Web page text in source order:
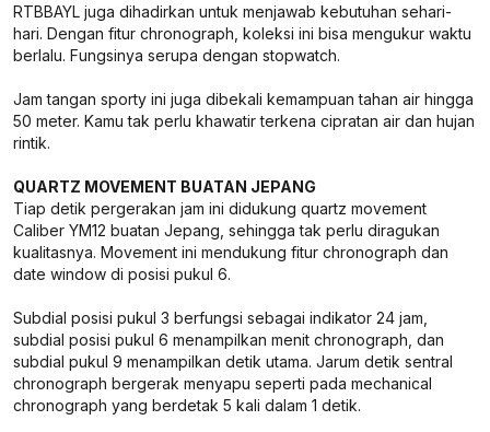
RTBBAYL juga dihadirkan untuk menjawab kebutuhan sehari-
hari. Dengan fitur chronograph, koleksi ini bisa mengukur waktu
berlalu. Fungsinya serupa dengan stopwatch.
Jam tangan sporty ini juga dibekali kemampuan tahan air hingga
50 meter. Kamu tak perlu khawatir terkena cipratan air dan hujan
rintik.
QUARTZ MOVEMENT BUATAN JEPANG
Tiap detik pergerakan jam ini didukung quartz movement
Caliber YM12 buatan Jepang, sehingga tak perlu diragukan
kualitasnya. Movement ini mendukung fitur chronograph dan
date window di posisi pukul 6.
Subdial posisi pukul 3 berfungsi sebagai indikator 24 jam,
subdial posisi pukul 6 menampilkan menit chronograph, dan
subdial pukul 9 menampilkan detik utama. Jarum detik sentral
chronograph bergerak menyapu seperti pada mechanical
chronograph yang berdetak 5 kali dalam 1 detik.